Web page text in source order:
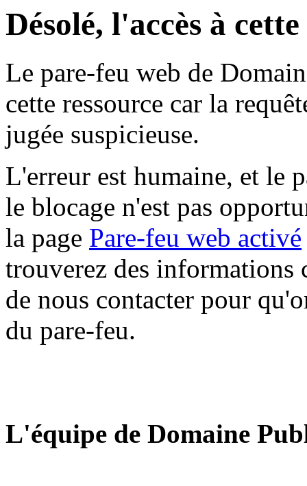
Désolé, l'accès à
Le pare-feu web de
cette ressource car la
jugée suspicieuse.
L'erreur est humaine, et le
le blocage n'est pas
la page Pare-feu web activé
trouverez des informations
de nous contacter pour
du pare-feu.
L'équipe de Domaine